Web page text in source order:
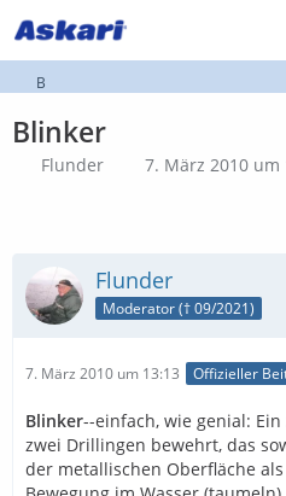
B
Blinker
Flunder 7. März 2010 um
Flunder
Moderator († 09/2021)
7. März 2010 um 13:13 Offizieller
Blinker--einfach, wie genial:
zwei Drillingen bewehrt, das
der metallischen Oberfläche